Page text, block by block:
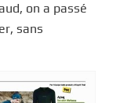
on a passé
sans